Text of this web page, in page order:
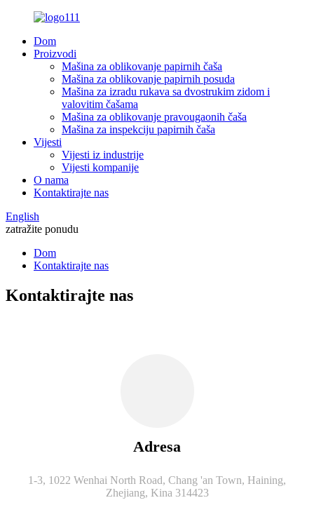
Dom
Proizvodi
Mašina za oblikovanje papirnih čaša
Mašina za oblikovanje papirnih posuda
Mašina za izradu rukava sa dvostrukim zidom i
valovitim čašama
Mašina za oblikovanje pravougaonih čaša
Mašina za inspekciju papirnih čaša
Vijesti
Vijesti iz industrije
Vijesti kompanije
O nama
Kontaktirajte nas
English
zatražite ponudu
Dom
Kontaktirajte nas
Kontaktirajte nas
Adresa
1-3, 1022 Wenhai North Road, Chang 'an Town, Haining,
Zhejiang, Kina 314423